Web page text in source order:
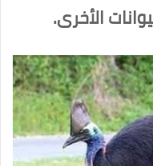
الأخرى.